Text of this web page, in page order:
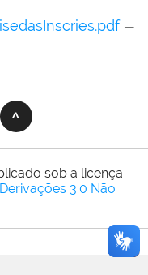
—
sob a licença
3.0 Não